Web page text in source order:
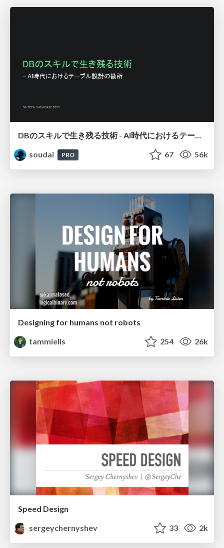
DBのスキルで生き残る技術 - AI時代におけるテーブル設計の勘所
soudai
PRO 67 56k
Designing for humans not robots
tammielis
254 26k
Speed Design
sergeychernyshev
33 2k